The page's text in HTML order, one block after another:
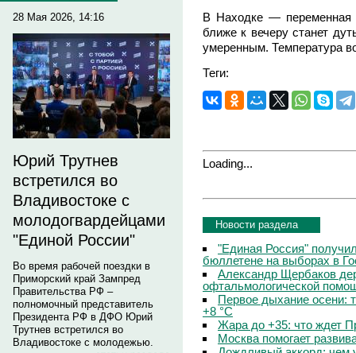
28 Мая 2026, 14:16
Юрий Трутнев
встретился во
Владивостоке с
молодогвардейцами
"Единой России"
Во время рабочей поездки в
Приморский край Зампред
Правительства РФ –
полномочный представитель
Президента РФ в ДФО Юрий
Трутнев встретился во
Владивостоке с молодежью.
В Находке — переменная
ближе к вечеру станет
умеренным. Температура
Теги:
Loading...
Новости раздела
"Единая Россия"
бюллетене на выборах в
Александр Щербаков
офтальмологической
Первое дыхание осени:
+8 °C
Жара до +35: что ждет
Москва помогает